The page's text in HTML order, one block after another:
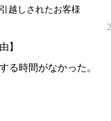
越しされたお客様
】
る時間がなかった。